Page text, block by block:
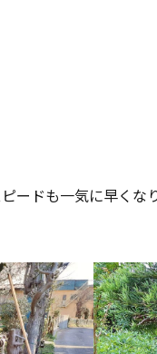
ードも一気に早くな